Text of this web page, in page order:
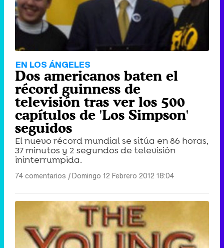
EN LOS ÁNGELES
Dos americanos baten el
récord guinness de
televisión tras ver los 500
capítulos de 'Los Simpson'
seguidos
El nuevo récord mundial se sitúa en 86 horas,
37 minutos y 2 segundos de televisión
ininterrumpida.
74 comentarios |Domingo 12 Febrero 2012 18:04